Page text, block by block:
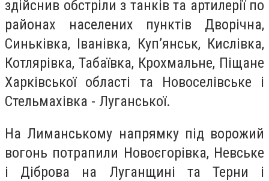
здійснив обстріли з танків та артилерії по
районах населених пунктів Дворічна,
Синьківка, Іванівка, Куп’янськ, Кислівка,
Котлярівка, Табаївка, Крохмальне, Піщане
Харківської області та Новоселівське і
Стельмахівка - Луганської.
На Лиманському напрямку під ворожий
вогонь потрапили Новоєгорівка, Невське
і Діброва на Луганщині та Терни і